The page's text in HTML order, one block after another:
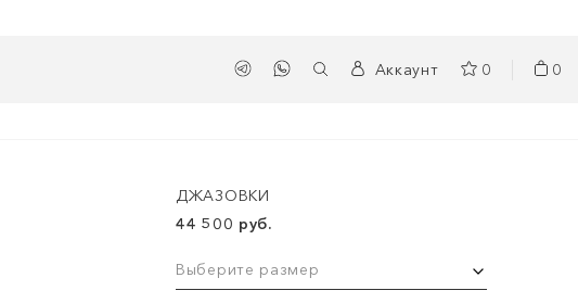
Аккаунт 0 0
ДЖАЗОВКИ
44 500 руб.
Выберите размер